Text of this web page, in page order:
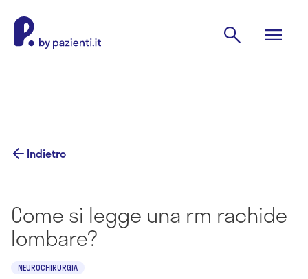
Indietro
Come si legge una rm rachide
lombare?
NEUROCHIRURGIA